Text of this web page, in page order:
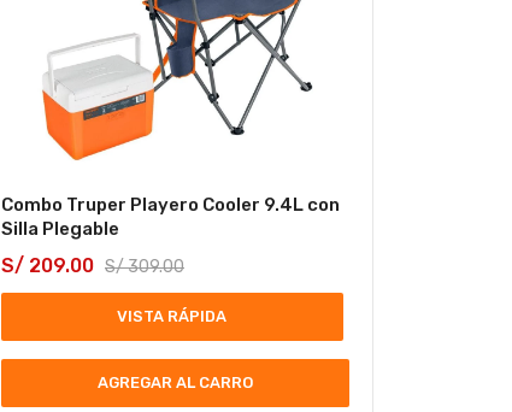
Combo Truper Playero Cooler 9.4L con
Silla Plegable
S/309.00
S/ 209.00
VISTA RÁPIDA
AGREGAR AL CARRO